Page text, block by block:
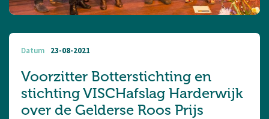
Datum 23-08-2021
Voorzitter Botterstichting en
stichting VISCHafslag Harderwijk
over de Gelderse Roos Prijs